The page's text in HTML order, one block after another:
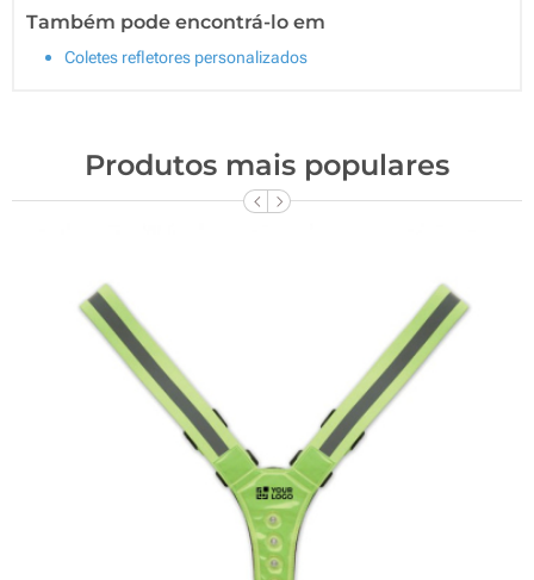
Também pode encontrá-lo em
Coletes refletores personalizados
Produtos mais populares